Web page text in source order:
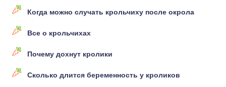
Когда можно случать крольчиху после окрола
Все о крольчихах
Почему дохнут кролики
Сколько длится беременность у кроликов